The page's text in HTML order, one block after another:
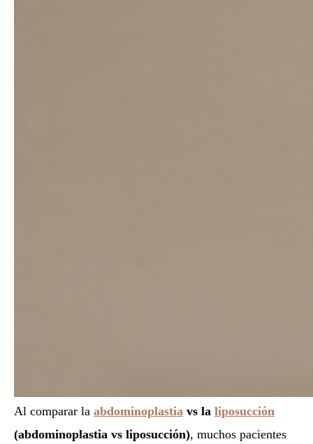
Al comparar la abdominoplastia vs la liposucción
(abdominoplastia vs liposucción), muchos pacientes